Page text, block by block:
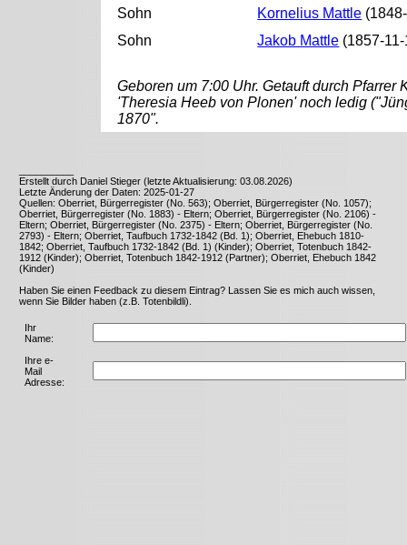
Sohn Kornelius Mattle
Sohn
Jakob Mattle (1857-
Geboren um 7:00 Uhr. Getauft durch Pfarrer
'Theresia Heeb von Plonen' noch ledig
1870".
Erstellt durch Daniel Stieger (letzte Aktualisierung: 03.08.2026)
Letzte Änderung der Daten: 2025-01-27
Quellen: Oberriet, Bürgerregister (No. 563); Oberriet, Bürgerregister (No. 1057);
Oberriet, Bürgerregister (No. 1883) - Eltern; Oberriet, Bürgerregister (No. 2106) -
Eltern; Oberriet, Bürgerregister (No. 2375) - Eltern; Oberriet, Bürgerregister (No.
2793) - Eltern; Oberriet, Taufbuch 1732-1842 (Bd. 1); Oberriet, Ehebuch 1810-
1842; Oberriet, Taufbuch 1732-1842 (Bd. 1) (Kinder); Oberriet, Totenbuch 1842-
1912 (Kinder); Oberriet, Totenbuch 1842-1912 (Partner); Oberriet, Ehebuch 1842
(Kinder)
Haben Sie einen Feedback zu diesem Eintrag? Lassen Sie es mich auch wissen,
wenn Sie Bilder haben (z.B. Totenbildli).
Ihr
Name:
Ihre e-
Mail
Adresse: